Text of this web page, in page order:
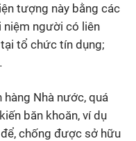
tượng này bằng các
niệm người có liên
tổ chức tín dụng;
hàng Nhà nước, quá
băn khoăn, ví dụ
chống được sở hữu